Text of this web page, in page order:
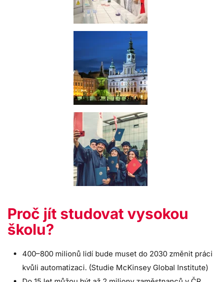
Proč jít studovat vysokou
školu?
400–800 milionů lidí bude muset do 2030 změnit práci
kvůli automatizaci. (Studie McKinsey Global Institute)